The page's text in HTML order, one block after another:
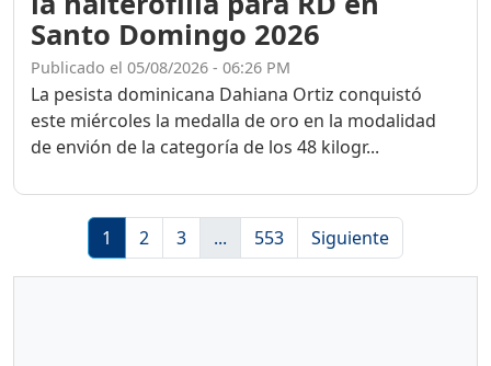
Santo Domingo 2026
Publicado el 05/08/2026 - 06:26 PM
La pesista dominicana Dahiana Ortiz conquistó
este miércoles la medalla de oro en la modalidad
de envión de la categoría de los 48 kilogr...
1 2 3 ... 553 Siguiente